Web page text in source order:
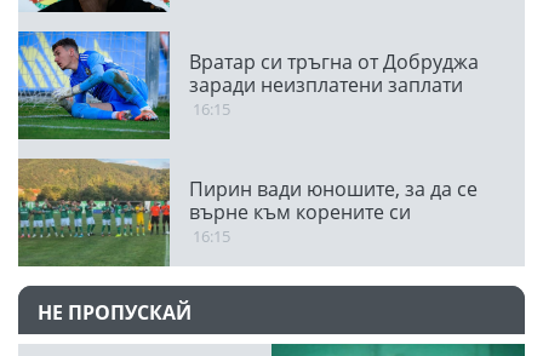
Вратар си тръгна от Добруджа
заради неизплатени заплати
16:15
Пирин вади юношите, за да се
върне към корените си
16:15
НЕ ПРОПУСКАЙ